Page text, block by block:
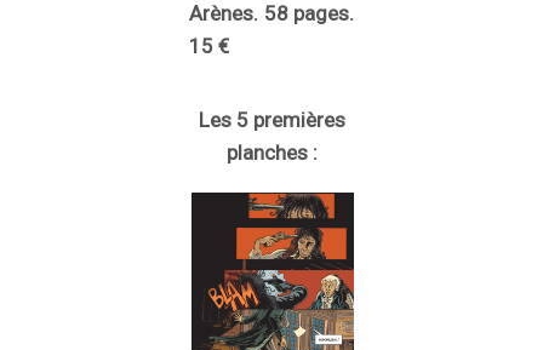
Arènes. 58 pages.
15 €
Les 5 premières
planches :